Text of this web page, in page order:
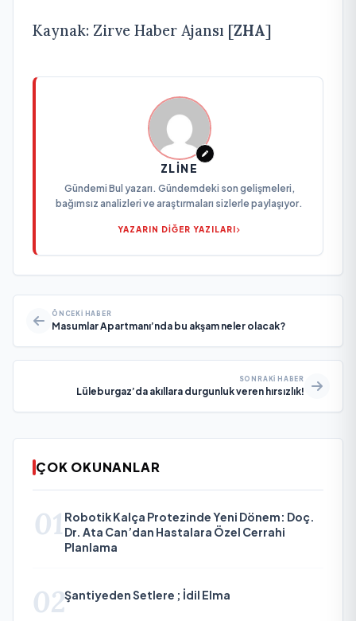
Kaynak: Zirve Haber Ajansı [ZHA]
ZLINE
Gündemi Bul yazarı. Gündemdeki son gelişmeleri,
bağımsız analizleri ve araştırmaları sizlerle paylaşıyor.
YAZARIN DİĞER YAZILARI
ÖNCEKI HABER
Masumlar Apartmanı’nda bu akşam neler olacak?
SONRAKI HABER
Lüleburgaz’da akıllara durgunluk veren hırsızlık!
ÇOK OKUNANLAR
01 Robotik Kalça Protezinde Yeni Dönem: Doç.
Dr. Ata Can’dan Hastalara Özel Cerrahi
Planlama
02Şantiyeden Setlere ; İdil Elma